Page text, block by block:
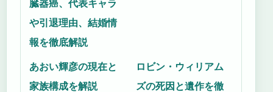
臓器癌、代表キャラ
や引退理由、結婚情
報を徹底解説
あおい輝彦の現在と
家族構成を解説
ロビン・ウィリアム
ズの死因と遺作を徹